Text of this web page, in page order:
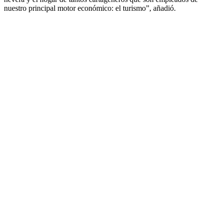
nuestro principal motor económico: el turismo”, añadió.